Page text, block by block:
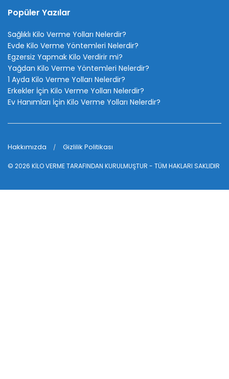
Popüler Yazılar
Sağlıklı Kilo Verme Yolları Nelerdir?
Evde Kilo Verme Yöntemleri Nelerdir?
Egzersiz Yapmak Kilo Verdirir mi?
Yağdan Kilo Verme Yöntemleri Nelerdir?
1 Ayda Kilo Verme Yolları Nelerdir?
Erkekler İçin Kilo Verme Yolları Nelerdir?
Ev Hanımları İçin Kilo Verme Yolları Nelerdir?
Hakkımızda Gizlilik Politikası
© 2026 KİLO VERMETARAFINDAN KURULMUŞTUR - TÜM HAKLARI SAKLIDIR